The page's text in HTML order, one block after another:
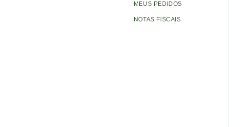
MEUS PEDIDOS
NOTAS FISCAIS